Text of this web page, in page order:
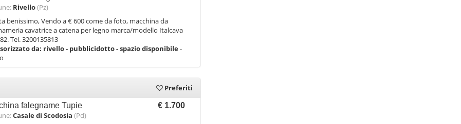
Rivello(Pz)
benissimo, Vendo a € 600 come da foto, macchina da
cavatrice a catena per legno marca/modello Italcava
Tel. 3200135813
da: rivello - pubblicidotto - spazio disponibile-
Preferiti
falegname Tupie € 1.700
Casale di Scodosia (Pd)